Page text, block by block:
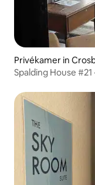
Privékamer in
Spalding House